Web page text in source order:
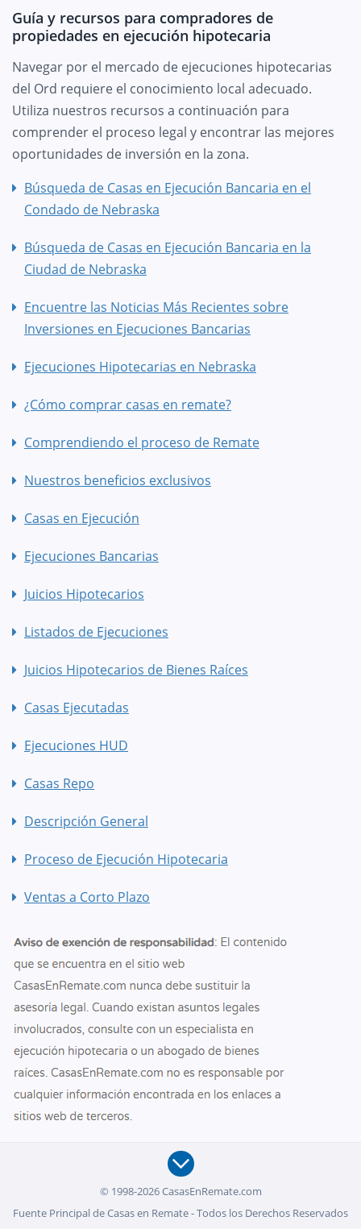
Guía y recursos para compradores de
propiedades en ejecución hipotecaria
Navegar por el mercado de ejecuciones hipotecarias
del Ord requiere el conocimiento local adecuado.
Utiliza nuestros recursos a continuación para
comprender el proceso legal y encontrar las mejores
oportunidades de inversión en la zona.
Búsqueda de Casas en Ejecución Bancaria en el
Condado de Nebraska
Búsqueda de Casas en Ejecución Bancaria en la
Ciudad de Nebraska
Encuentre las Noticias Más Recientes sobre
Inversiones en Ejecuciones Bancarias
Ejecuciones Hipotecarias en Nebraska
¿Cómo comprar casas en remate?
Comprendiendo el proceso de Remate
Nuestros beneficios exclusivos
Casas en Ejecución
Ejecuciones Bancarias
Juicios Hipotecarios
Listados de Ejecuciones
Juicios Hipotecarios de Bienes Raíces
Casas Ejecutadas
Ejecuciones HUD
Casas Repo
Descripción General
Proceso de Ejecución Hipotecaria
Ventas a Corto Plazo
© 1998-2026 CasasEnRemate.com
Fuente Principal de Casas en Remate - Todos los Derechos Reservados